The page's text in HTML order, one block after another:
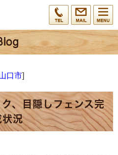
口市]
、目隠しフェンス完
状況